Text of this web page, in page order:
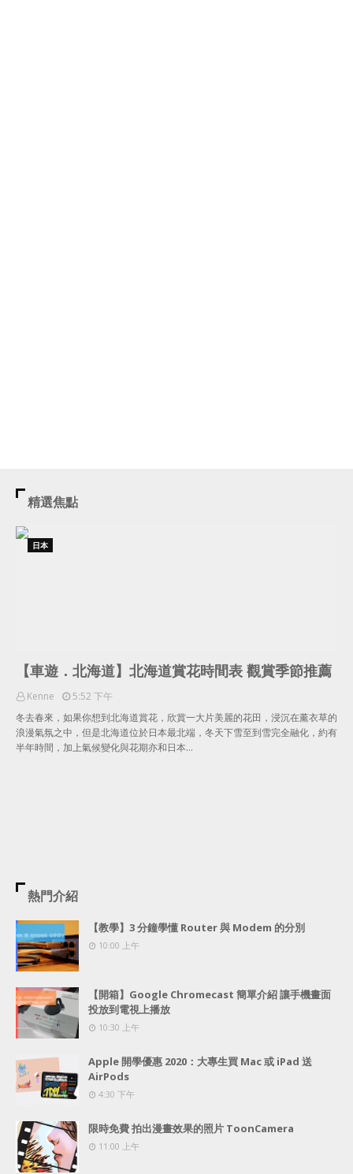
精選焦點
日本
【車遊．北海道】北海道賞花時間表 觀賞季節推薦
Kenne
5:52 下午
冬去春來，如果你想到北海道賞花，欣賞一大片美麗的花田，浸沉在薰衣草的
浪漫氣氛之中，但是北海道位於日本最北端，冬天下雪至到雪完全融化，約有
半年時間，加上氣候變化與花期亦和日本…
熱門介紹
【教學】3 分鐘學懂 Router 與 Modem 的分別
10:00 上午
【開箱】Google Chromecast 簡單介紹 讓手機畫面
投放到電視上播放
10:30 上午
Apple 開學優惠 2020：大專生買 Mac 或 iPad 送
AirPods
4:30 下午
限時免費 拍出漫畫效果的照片 ToonCamera
11:00 上午